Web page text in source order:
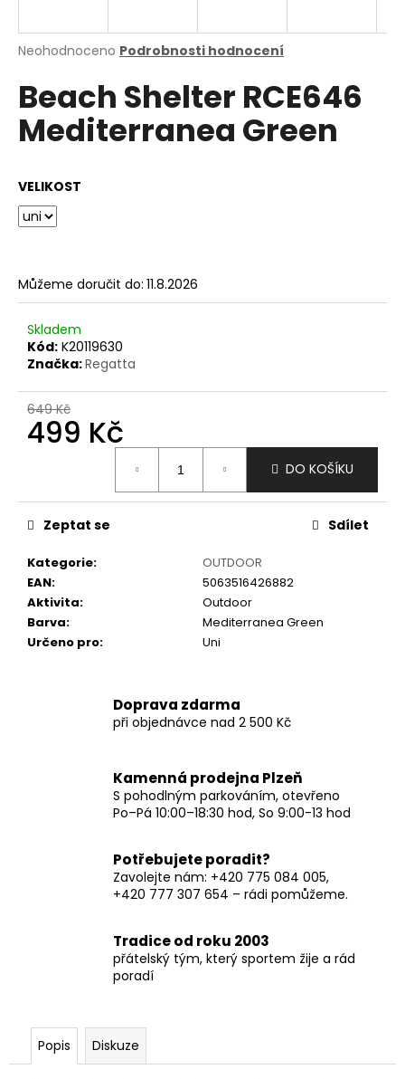
Průměrné
produktu
je
0,0
Neohodnoceno Podrobnosti hodnocení
Beach Shelter RCE646
Mediterranea Green
VELIKOST
Můžeme doručit do: 11.8.2026
Skladem
Kód: K20119630
Značka:Regatta
649 Kč
499 Kč
DO KOŠÍKU
Kategorie:
OUTDOOR
EAN:
5063516426882
Aktivita:
Outdoor
Barva:
Mediterranea Green
Určeno pro: Uni
Zeptat se Sdílet
Doprava zdarma
při objednávce nad 2 500 Kč
Kamenná prodejna Plzeň
S pohodlným parkováním, otevřeno
Po–Pá 10:00–18:30 hod, So 9:00-13 hod
Potřebujete poradit?
Zavolejte nám: +420 775 084 005,
+420 777 307 654 – rádi pomůžeme.
Tradice od roku 2003
přátelský tým, který sportem žije a rád
poradí
Popis Diskuze
j
t
?
D
o
p
o
u
č
u
e